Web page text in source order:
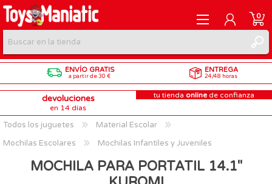
REGISTRARME
INICIAR SESIÓN
0
ENVÍO GRATIS
a partir de 30 €
ENTREGA
24/48 horas
devoluciones
en 14 días
tu tienda online de confianza
Todos los juguetes
Material Escolar
Mochilas Escolares
Mochilas Infantiles y Juveniles
MOCHILA PARA PORTATIL 14.1''